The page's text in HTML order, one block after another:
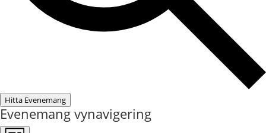
Hitta Evenemang
Evenemang vynavigering